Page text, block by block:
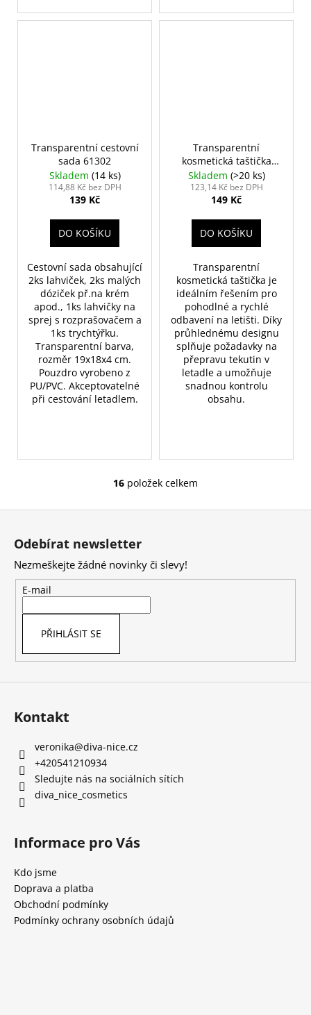
Transparentní cestovní
sada 61302
Skladem (14 ks)
114,88 Kč bez DPH
139 Kč
DO KOŠÍKU
Cestovní sada obsahující
2ks lahviček, 2ks malých
dóziček př.na krém
apod., 1ks lahvičky na
sprej s rozprašovačem a
1ks trychtýřku.
Transparentní barva,
rozměr 19x18x4 cm.
Pouzdro vyrobeno z
PU/PVC. Akceptovatelné
při cestování letadlem.
Transparentní
kosmetická taštička
61501
Skladem (>20 ks)
123,14 Kč bez DPH
149 Kč
DO KOŠÍKU
Transparentní
kosmetická taštička je
ideálním řešením pro
pohodlné a rychlé
odbavení na letišti. Díky
průhlednému designu
splňuje požadavky na
přepravu tekutin v
letadle a umožňuje
snadnou kontrolu
obsahu.
O
a
c
k
v
16 položek celkem
Z
Odebírat newsletter
Nezmeškejte žádné novinky či slevy!
E-mail
PŘIHLÁSIT SE
Kontakt
veronika@diva-nice.cz
+420541210934
Sledujte nás na sociálních sítích
diva_nice_cosmetics
Informace pro Vás
Kdo jsme
Doprava a platba
Obchodní podmínky
Podmínky ochrany osobních údajů